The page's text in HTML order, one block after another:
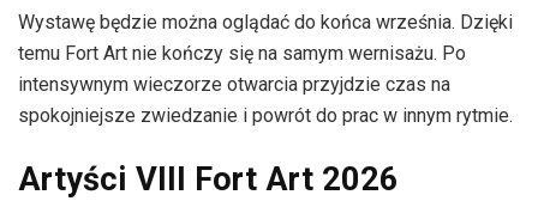
Wystawę będzie można oglądać do końca września. Dzięki
temu Fort Art nie kończy się na samym wernisażu. Po
intensywnym wieczorze otwarcia przyjdzie czas na
spokojniejsze zwiedzanie i powrót do prac w innym rytmie.
Artyści VIII Fort Art 2026